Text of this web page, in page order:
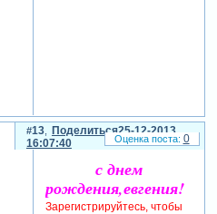
Поделиться
13
25-12-2013
16:07:40
с днем
рождения,евгения!
Зарегистрируйтесь, чтобы
0